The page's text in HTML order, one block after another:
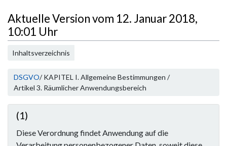
e
B
e
a
b
Aktuelle Version vom 12. Januar 2018,
10:01 Uhr
Inhaltsverzeichnis
DSGVO/ KAPITEL I. Allgemeine Bestimmungen /
Artikel 3. Räumlicher Anwendungsbereich
(1)
Diese Verordnung findet Anwendung auf die